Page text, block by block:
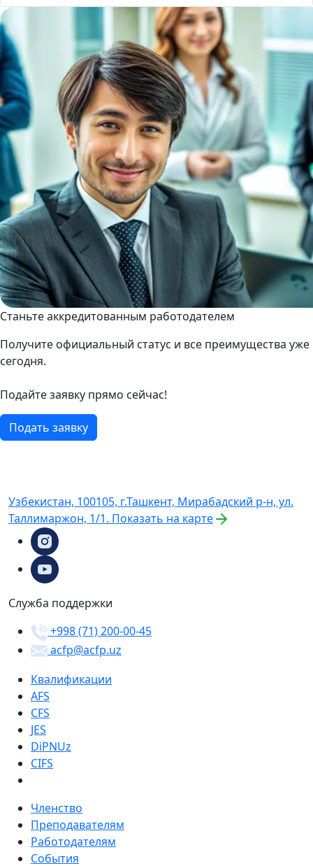
Станьте аккредитованным работодателем
Получите официальный статус и все преимущества уже
сегодня.
Подайте заявку прямо сейчас!
Подать заявку
Узбекистан, 100105, г.Ташкент, Мирабадский р-н, ул.
Таллимаржон, 1/1. Показать на карте
Служба поддержки
+998 (71) 200-00-45
acfp@acfp.uz
Квалификации
AFS
CFS
JES
DiPNUz
CIFS
Членство
Преподавателям
Работодателям
События